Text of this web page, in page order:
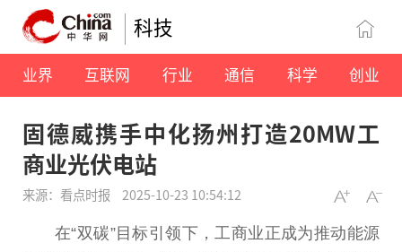
科技
业界 互联网 行业 通信 科学 创业
固德威携手中化扬州打造20MW工
商业光伏电站
来源：看点时报 2025-10-23 10:54:12
在“双碳”目标引领下，工商业正成为推动能源